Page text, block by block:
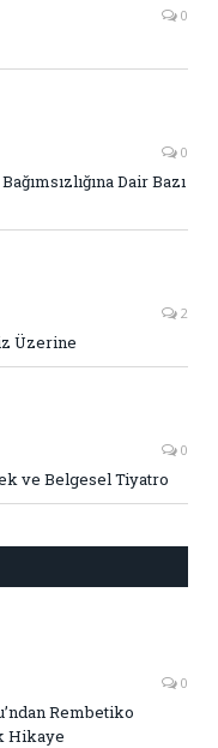
0
0
Dair Bazı
2
Üzerine
0
ve Belgesel Tiyatro
0
Rembetiko
Hikaye